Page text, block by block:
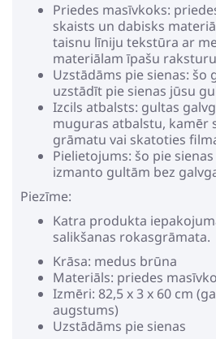
Priedes masīvkoks:
skaists un dabisks
taisnu līniju tekstūra ar
materiālam īpašu
Uzstādāms pie sienas: šo
uzstādīt pie sienas jūsu
Izcils atbalsts: gultas
muguras atbalstu, kamēr
grāmatu vai skatoties
Pielietojums: šo pie
izmanto gultām bez
Piezīme:
Katra produkta
salikšanas rokasgrāmata.
Krāsa: medus brūna
Materiāls: priedes
Izmēri: 82,5 x 3 x 60 cm
augstums)
Uzstādāms pie sienas